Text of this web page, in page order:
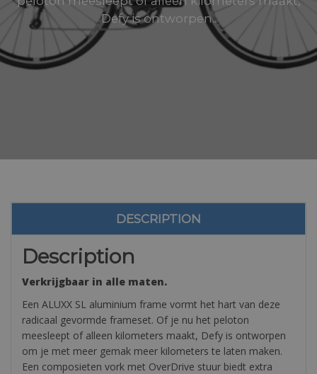
Defy is ontworpen..
DESCRIPTION
Description
Verkrijgbaar in alle maten.
Een ALUXX SL aluminium frame vormt het hart van deze
radicaal gevormde frameset. Of je nu het peloton
meesleept of alleen kilometers maakt, Defy is ontworpen
om je met meer gemak meer kilometers te laten maken.
Een composieten vork met OverDrive stuur biedt extra